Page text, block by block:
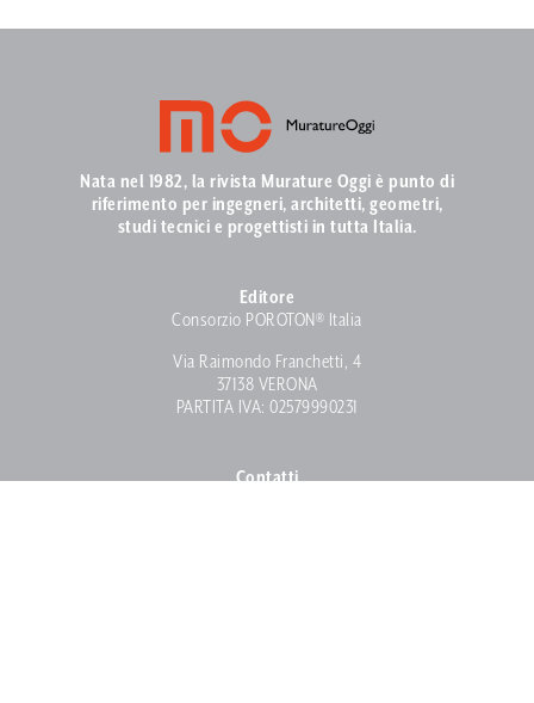
Nata nel 1982, la rivista Murature Oggi è punto di
riferimento per ingegneri, architetti, geometri,
studi tecnici e progettisti in tutta Italia.
Editore
Consorzio POROTON® Italia
Via Raimondo Franchetti, 4
37138 VERONA
PARTITA IVA: 02579990231
Contatti